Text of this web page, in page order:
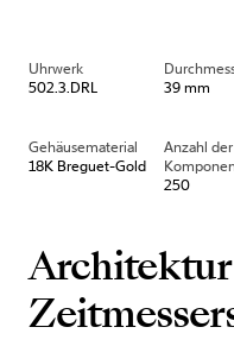
Uhrwerk
502.3.DRL
39 mm
Gehäusematerial
18K Breguet-Gold
Anzahl der
250
Architektur